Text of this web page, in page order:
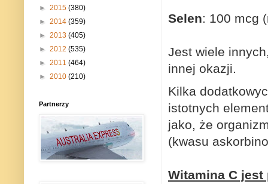
Selen: 100 mcg
Jest wiele
innej okazji.
Kilka
istotnych
jako, że
(kwasu
Witamina C
► 2015 (380)
► 2014 (359)
► 2013 (405)
► 2012 (535)
► 2011 (464)
► 2010 (210)
Partnerzy